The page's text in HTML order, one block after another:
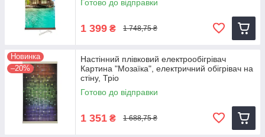
Готово до відправки
1 399 ₴ 1 748,75 ₴
Новинка
–20%
Настінний плівковий електрообігрівач
Картина "Мозаїка", електричний обігрівач на
стіну, Тріо
Готово до відправки
1 351 ₴ 1 688,75 ₴